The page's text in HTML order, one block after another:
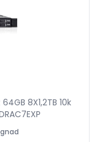
8X1,2TB 10k